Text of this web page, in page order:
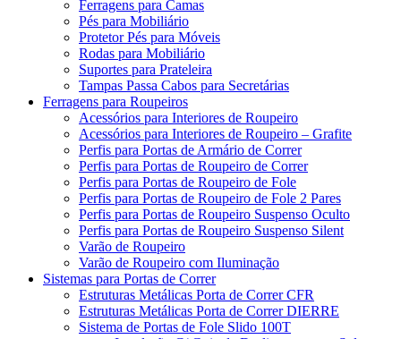
Ferragens para Camas
Pés para Mobiliário
Protetor Pés para Móveis
Rodas para Mobiliário
Suportes para Prateleira
Tampas Passa Cabos para Secretárias
Ferragens para Roupeiros
Acessórios para Interiores de Roupeiro
Acessórios para Interiores de Roupeiro – Grafite
Perfis para Portas de Armário de Correr
Perfis para Portas de Roupeiro de Correr
Perfis para Portas de Roupeiro de Fole
Perfis para Portas de Roupeiro de Fole 2 Pares
Perfis para Portas de Roupeiro Suspenso Oculto
Perfis para Portas de Roupeiro Suspenso Silent
Varão de Roupeiro
Varão de Roupeiro com Iluminação
Sistemas para Portas de Correr
Estruturas Metálicas Porta de Correr CFR
Estruturas Metálicas Porta de Correr DIERRE
Sistema de Portas de Fole Slido 100T